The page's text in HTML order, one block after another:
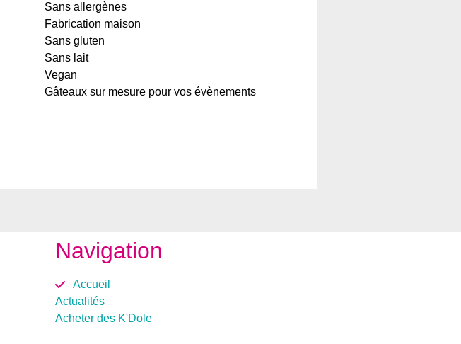
Sans allergènes
Fabrication maison
Sans gluten
Sans lait
Vegan
Gâteaux sur mesure pour vos évènements
Navigation
Accueil
Actualités
Acheter des K'Dole